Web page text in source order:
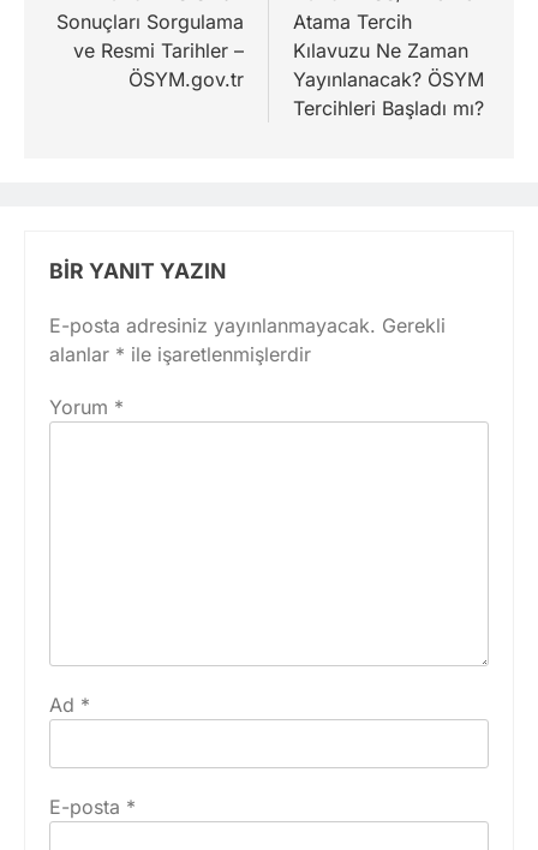
Sonuçları Sorgulama
ve Resmi Tarihler –
ÖSYM.gov.tr
Atama Tercih
Kılavuzu Ne Zaman
Yayınlanacak? ÖSYM
Tercihleri Başladı mı?
BIR YANIT YAZIN
E-posta adresiniz yayınlanmayacak. Gerekli
alanlar * ile işaretlenmişlerdir
Yorum *
Ad *
E-posta *